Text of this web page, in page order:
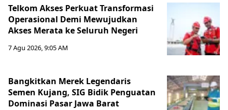
Telkom Akses Perkuat Transformasi
Operasional Demi Mewujudkan
Akses Merata ke Seluruh Negeri
7 Agu 2026, 9:05 AM
Bangkitkan Merek Legendaris
Semen Kujang, SIG Bidik Penguatan
Dominasi Pasar Jawa Barat